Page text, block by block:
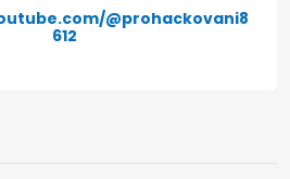
@prohackovani8
612